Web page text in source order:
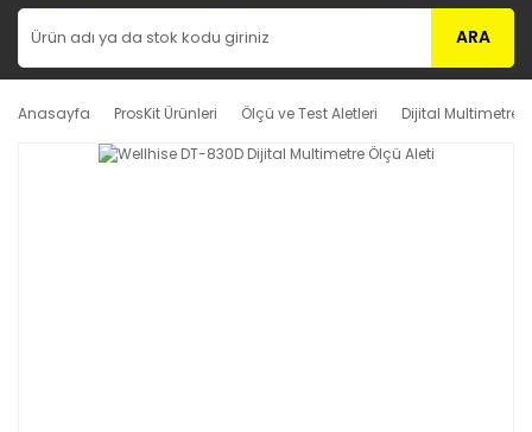
ARA
Anasayfa ProsKit Ürünleri Ölçü ve Test Aletleri Dijital Multimetre